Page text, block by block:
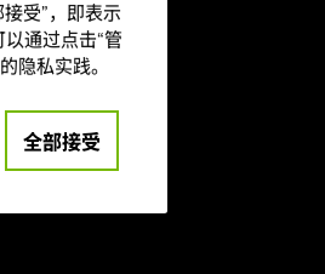
、“影之刃零
和“兽猎突袭
GeForce RTX
受”，即表示
通过点击“管
隐私实践。
全部接受